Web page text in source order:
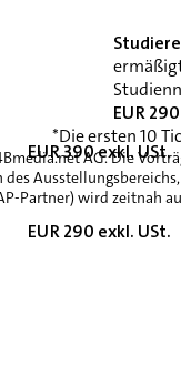
EUR 390 exkl. USt.
EUR 290 exkl. USt.
EUR
*Die ersten 10
AG. Die
des
Partner) wird zeitnah